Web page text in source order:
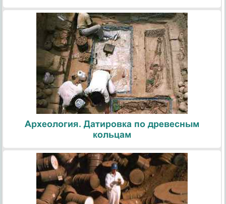
Археология. Датировка по древесным
кольцам